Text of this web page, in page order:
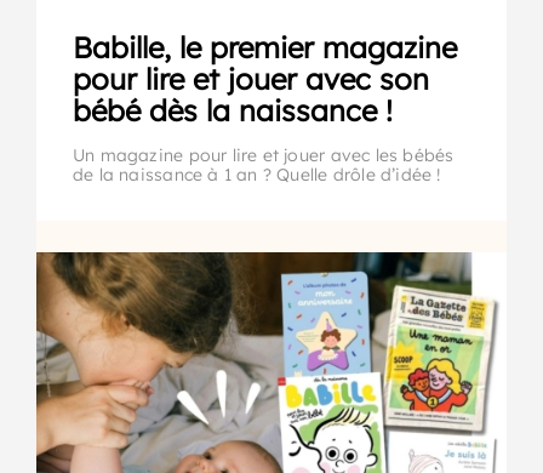
Babille, le premier magazine
pour lire et jouer avec son
bébé dès la naissance !
Un magazine pour lire et jouer avec les bébés
de la naissance à 1 an ? Quelle drôle d’idée !